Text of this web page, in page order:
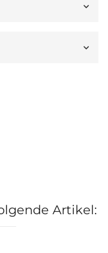
Artikel: